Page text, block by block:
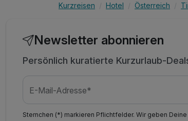
Kurzreisen Hotel Österreich
Newsletter abonnieren
Persönlich kuratierte Kurzurlaub-
E-Mail-Adresse*
Sternchen (*) markieren Pflichtfelder. Wir geben